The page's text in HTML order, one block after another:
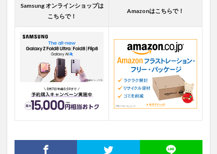
Samsung オンラインショップは
こちらで！
Amazonはこちらで！